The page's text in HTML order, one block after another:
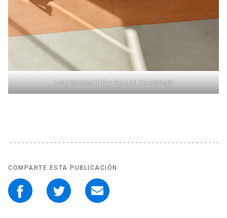
Académicos PIER y Facultad de Teología
COMPARTE ESTA PUBLICACIÓN